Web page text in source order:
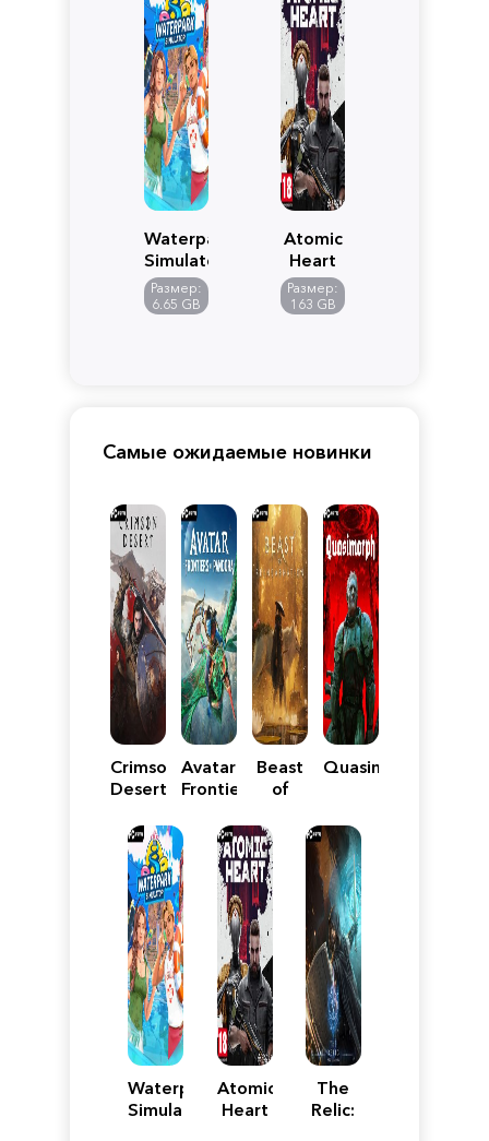
Waterpark
Simulator
Размер:
6.65 GB
Atomic
Heart
Размер:
163 GB
Самые ожидаемые новинки
Crimson
Desert
Avatar:
Frontiers
Pandora
Beast
of
Quasimorph
Waterpark
Simulator
Atomic
Heart
The
Relic: